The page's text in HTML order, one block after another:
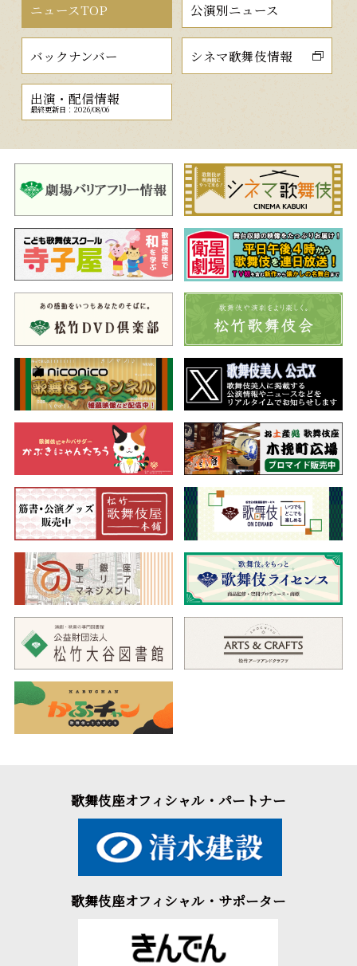
ニュースTOP 公演別ニュース
バックナンバー シネマ歌舞伎情報
出演・配信情報
最終更新日：2026/08/06
歌舞伎座オフィシャル・パートナー
歌舞伎座オフィシャル・サポーター